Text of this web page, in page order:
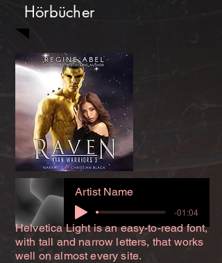
Hörbücher
Artist Name
-01:04
Helvetica Light is an easy-to-read font,
with tall and narrow letters, that works
well on almost every site.